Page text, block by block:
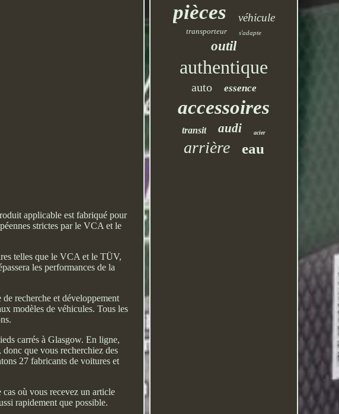
applicable est fabriqué pour
strictes par le VCA et le
telles que le VCA et le TÜV,
les performances de la
recherche et développement
modèles de véhicules. Tous les
carrés à Glasgow. En ligne,
que vous recherchiez des
27 fabricants de voitures et
où vous recevez un article
rapidement que possible.
pièces véhicule
transporteur s'adapte
outil
authentique
auto essence
accessoires
transit audi acier
arrière eau